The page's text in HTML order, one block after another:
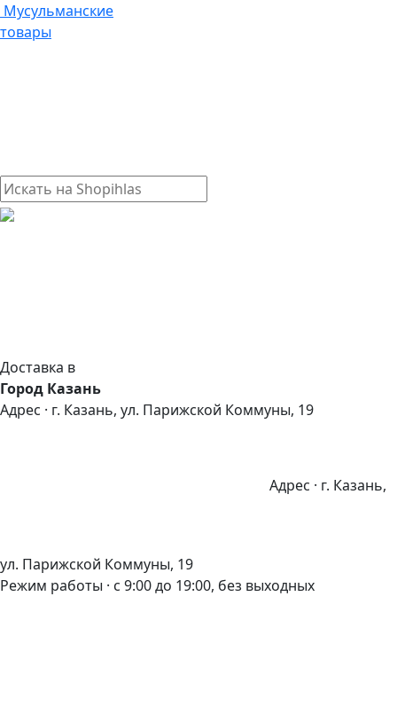
Мусульманские
товары
Доставка в
Город Казань
Адрес · г. Казань, ул. Парижской Коммуны, 19
Адрес · г. Казань,
ул. Парижской Коммуны, 19
Режим работы · с 9:00 до 19:00, без выходных